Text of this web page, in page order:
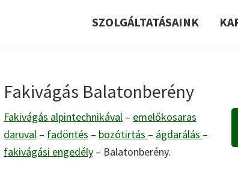
SZOLGÁLTATÁSAINK
Fakivágás Balatonberény
Fakivágás alpintechnikával – emelőkosaras
daruval – fadöntés – bozótirtás – ágdarálás –
fakivágási engedély – Balatonberény.